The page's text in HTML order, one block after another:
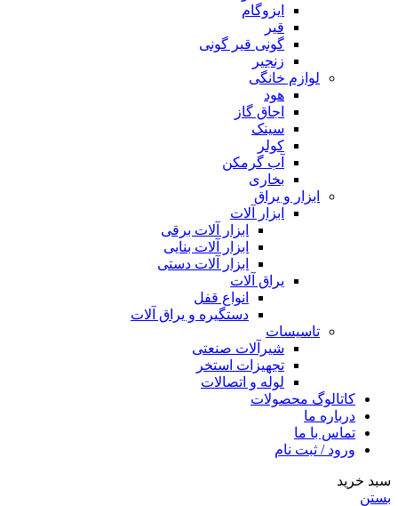
ایزوگام
قیر
گونی قیر گونی
زنجیر
لوازم خانگی
هود
اجاق گاز
سینک
کولر
آب گرمکن
بخاری
ابزار و یراق
ابزار آلات
ابزار آلات برقی
ابزار آلات بنایی
ابزار آلات دستی
یراق آلات
انواع قفل
دستگیره و یراق آلات
تاسیسات
شیرآلات صنعتی
تجهیزات استخر
لوله و اتصالات
کاتالوگ محصولات
درباره ما
تماس با ما
ورود / ثبت نام
سبد خرید
بستن